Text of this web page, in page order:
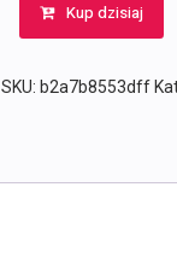
Kup dzisiaj
SKU: b2a7b8553dff